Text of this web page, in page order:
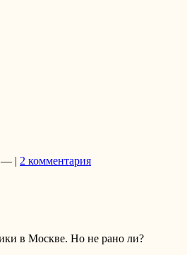
— | 2 комментария
в Москве. Но не рано ли?